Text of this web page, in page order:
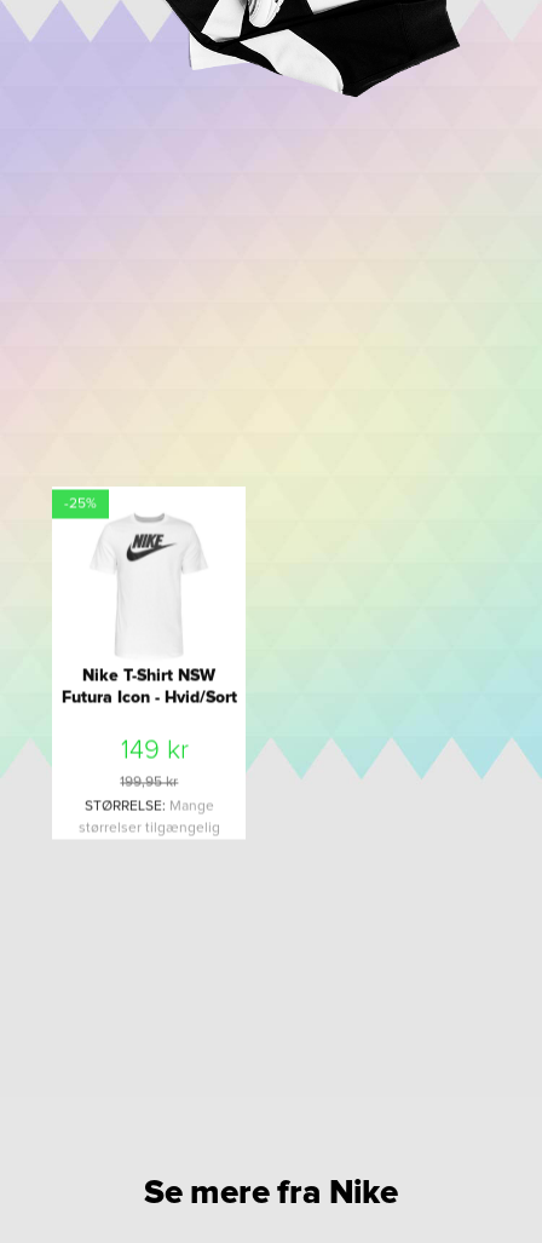
-25%
Nike T-Shirt NSW
Futura Icon - Hvid/Sort
149 kr
199,95 kr
STØRRELSE: Mange
størrelser tilgængelig
Se mere fra Nike